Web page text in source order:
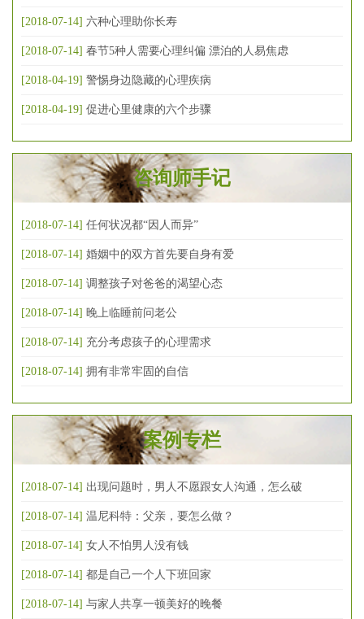
[2018-07-14] 六种心理助你长寿
[2018-07-14] 春节5种人需要心理纠偏 漂泊的人易焦虑
[2018-04-19] 警惕身边隐藏的心理疾病
[2018-04-19] 促进心里健康的六个步骤
咨询师手记
[2018-07-14] 任何状况都“因人而异”
[2018-07-14] 婚姻中的双方首先要自身有爱
[2018-07-14] 调整孩子对爸爸的渴望心态
[2018-07-14] 晚上临睡前问老公
[2018-07-14] 充分考虑孩子的心理需求
[2018-07-14] 拥有非常牢固的自信
案例专栏
[2018-07-14] 出现问题时，男人不愿跟女人沟通，怎么破
[2018-07-14] 温尼科特：父亲，要怎么做？
[2018-07-14] 女人不怕男人没有钱
[2018-07-14] 都是自己一个人下班回家
[2018-07-14] 与家人共享一顿美好的晚餐